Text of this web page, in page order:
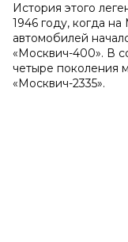
История этого
1946 году, когда
автомобилей
«Москвич-400». В
четыре поколения
«Москвич-2335».